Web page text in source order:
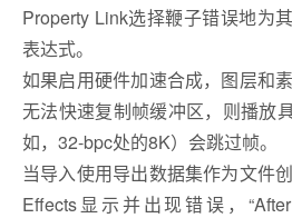
Property Link选择鞭子错误地为
表达式。
如果启用硬件加速合成，图层和
无法快速复制帧缓冲区，则播放
如，32-bpc处的8K）会跳过帧。
当导入使用导出数据集作为文件
Effects显示并出现错误，